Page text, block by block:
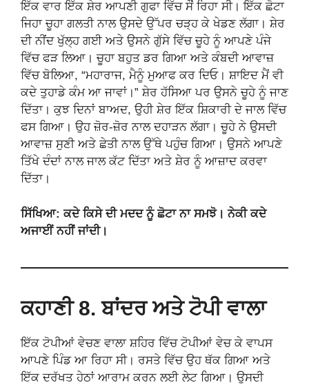
ਇੱਕ ਵਾਰ ਇੱਕ ਸ਼ੇਰ ਆਪਣੀ ਗੁਫਾ ਵਿੱਚ ਸੌਂ ਰਿਹਾ ਸੀ। ਇੱਕ ਛੋਟਾ
ਜਿਹਾ ਚੂਹਾ ਗਲਤੀ ਨਾਲ ਉਸਦੇ ਉੱਪਰ ਚੜ੍ਹ ਕੇ ਖੇਡਣ ਲੱਗਾ। ਸ਼ੇਰ
ਦੀ ਨੀਂਦ ਖੁੱਲ੍ਹ ਗਈ ਅਤੇ ਉਸਨੇ ਗੁੱਸੇ ਵਿੱਚ ਚੂਹੇ ਨੂੰ ਆਪਣੇ ਪੰਜੇ
ਵਿੱਚ ਫੜ ਲਿਆ। ਚੂਹਾ ਬਹੁਤ ਡਰ ਗਿਆ ਅਤੇ ਕੰਬਦੀ ਆਵਾਜ਼
ਵਿੱਚ ਬੋਲਿਆ, “ਮਹਾਰਾਜ, ਮੈਨੂੰ ਮੁਆਫ ਕਰ ਦਿਓ। ਸ਼ਾਇਦ ਮੈਂ ਵੀ
ਕਦੇ ਤੁਹਾਡੇ ਕੰਮ ਆ ਜਾਵਾਂ।” ਸ਼ੇਰ ਹੱਸਿਆ ਪਰ ਉਸਨੇ ਚੂਹੇ ਨੂੰ ਜਾਣ
ਦਿੱਤਾ। ਕੁਝ ਦਿਨਾਂ ਬਾਅਦ, ਉਹੀ ਸ਼ੇਰ ਇੱਕ ਸ਼ਿਕਾਰੀ ਦੇ ਜਾਲ ਵਿੱਚ
ਫਸ ਗਿਆ। ਉਹ ਜ਼ੋਰ-ਜ਼ੋਰ ਨਾਲ ਦਹਾੜਨ ਲੱਗਾ। ਚੂਹੇ ਨੇ ਉਸਦੀ
ਆਵਾਜ਼ ਸੁਣੀ ਅਤੇ ਛੇਤੀ ਨਾਲ ਉੱਥੇ ਪਹੁੰਚ ਗਿਆ। ਉਸਨੇ ਆਪਣੇ
ਤਿੱਖੇ ਦੰਦਾਂ ਨਾਲ ਜਾਲ ਕੱਟ ਦਿੱਤਾ ਅਤੇ ਸ਼ੇਰ ਨੂੰ ਆਜ਼ਾਦ ਕਰਵਾ
ਦਿੱਤਾ।
ਸਿੱਖਿਆ: ਕਦੇ ਕਿਸੇ ਦੀ ਮਦਦ ਨੂੰ ਛੋਟਾ ਨਾ ਸਮਝੋ। ਨੇਕੀ ਕਦੇ
ਅਜਾਈਂ ਨਹੀਂ ਜਾਂਦੀ।
ਕਹਾਣੀ 8. ਬਾਂਦਰ ਅਤੇ ਟੋਪੀ ਵਾਲਾ
ਇੱਕ ਟੋਪੀਆਂ ਵੇਚਣ ਵਾਲਾ ਸ਼ਹਿਰ ਵਿੱਚ ਟੋਪੀਆਂ ਵੇਚ ਕੇ ਵਾਪਸ
ਆਪਣੇ ਪਿੰਡ ਆ ਰਿਹਾ ਸੀ। ਰਸਤੇ ਵਿੱਚ ਉਹ ਥੱਕ ਗਿਆ ਅਤੇ
ਇੱਕ ਦਰੱਖਤ ਹੇਠਾਂ ਆਰਾਮ ਕਰਨ ਲਈ ਲੇਟ ਗਿਆ। ਉਸਦੀ